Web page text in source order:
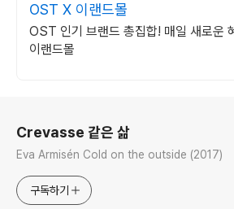
OST X 이랜드몰
OST 인기 브랜드 총집합! 매일 새로운 혜택,
이랜드몰
Crevasse 같은 삶
Eva Armisén Cold on the outside (2017)
구독하기